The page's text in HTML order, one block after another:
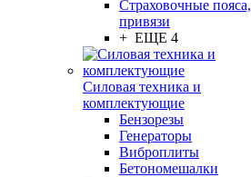
Страховочные пояса,
привязи
+ ЕЩЕ 4
Силовая техника и
комплектующие
Бензорезы
Генераторы
Виброплиты
Бетономешалки